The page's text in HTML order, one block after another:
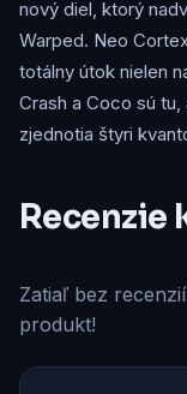
nový diel, ktorý
Warped. Neo
totálny útok nielen
Crash a Coco sú
zjednotia štyri
Recenzie
Zatiaľ bez
produkt!